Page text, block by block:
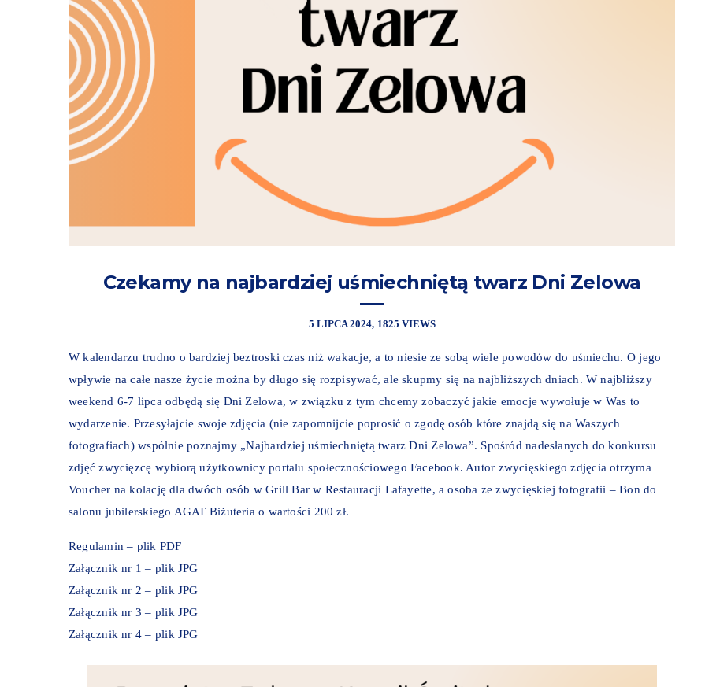
Czekamy na najbardziej uśmiechniętą twarz Dni Zelowa
5 LIPCA 2024 1825 VIEWS
W kalendarzu trudno o bardziej beztroski czas niż wakacje, a to niesie ze sobą wiele powodów do uśmiechu. O jego
wpływie na całe nasze życie można by długo się rozpisywać, ale skupmy się na najbliższych dniach. W najbliższy
weekend 6-7 lipca odbędą się Dni Zelowa, w związku z tym chcemy zobaczyć jakie emocje wywołuje w Was to
wydarzenie. Przesyłajcie swoje zdjęcia (nie zapomnijcie poprosić o zgodę osób które znajdą się na Waszych
fotografiach) wspólnie poznajmy „Najbardziej uśmiechniętą twarz Dni Zelowa”. Spośród nadesłanych do konkursu
zdjęć zwycięzcę wybiorą użytkownicy portalu społecznościowego Facebook. Autor zwycięskiego zdjęcia otrzyma
Voucher na kolację dla dwóch osób w Grill Bar w Restauracji Lafayette, a osoba ze zwycięskiej fotografii – Bon do
salonu jubilerskiego AGAT Biżuteria o wartości 200 zł.
Regulamin – plik PDF
Załącznik nr 1 – plik JPG
Załącznik nr 2 – plik JPG
Załącznik nr 3 – plik JPG
Załącznik nr 4 – plik JPG